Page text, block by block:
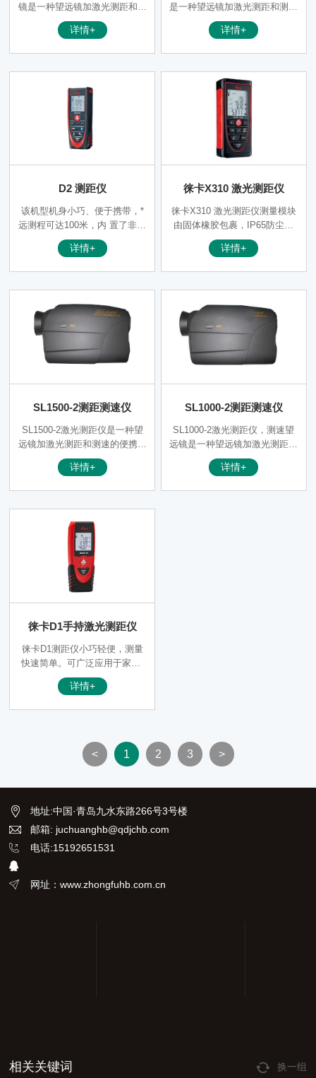
镜是一种望远镜加激光测距和测
速的便携式光电仪器，SL650-2
激光测距仪综合了望远镜，激光
详情+
是一种望远镜加激光测距和测速
的便携式光电仪器，SL850-2激
光测距仪综合了望远镜，激光测
详情+
D2 测距仪
该机型机身小巧、便于携带，*
远测程可达100米，内 置了非常
丰富实用的测量功能：*小值/*大
值、面积/ 体积测量、连续面积
详情+
徕卡X310 激光测距仪
徕卡X310 激光测距仪测量模块
由固体橡胶包裹，IP65防尘防
水，特别耐摔，能经受住2米高
度跌落的抗摔试验。可广泛应用
详情+
SL1500-2测距测速仪
SL1500-2激光测距仪是一种望
远镜加激光测距和测速的便携式
光电仪器。具有防水性和持久耐
用性，以及绝*佳的光学质量。
详情+
SL1000-2测距测速仪
SL1000-2激光测距仪，测速望
远镜是一种望远镜加激光测距和
测速的便携式光电仪器，SL100
0-2激光测距仪综合了望远镜，
详情+
徕卡D1手持激光测距仪
徕卡D1测距仪小巧轻便，测量
快速简单。可广泛应用于家庭/
工业/商业的装修、装横和设计
等领域。
详情+
< 1 2 3 >
地址:中国·青岛九水东路266号3号楼
邮箱: juchuanghb@qdjchb.com
电话:15192651531
网址：www.zhongfuhb.com.cn
相关关键词 换一组